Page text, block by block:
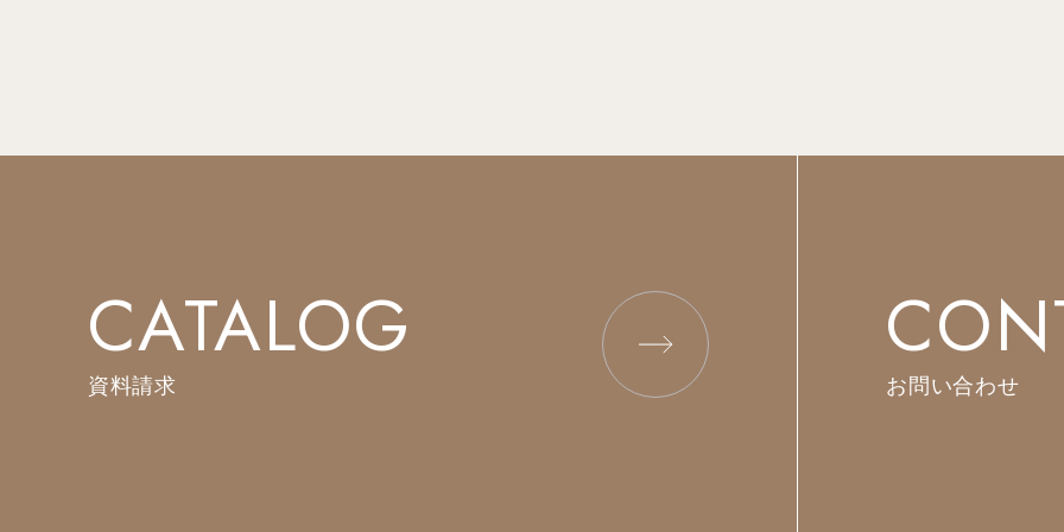
CATALOG
資料請求 お問い合わせ